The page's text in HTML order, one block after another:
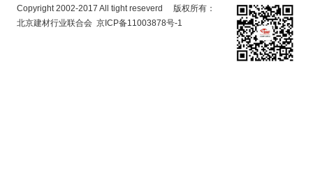
Copyright 2002-2017 All tight reseverd 版权所有：
北京建材行业联合会 京ICP备11003878号-1